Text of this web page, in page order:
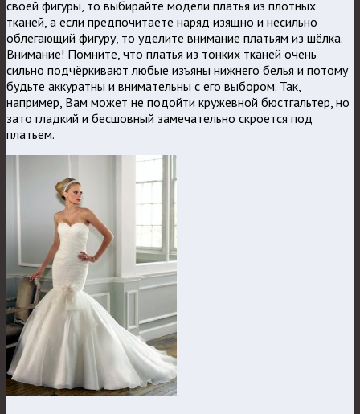
своей фигуры, то выбирайте модели платья из плотных
тканей, а если предпочитаете наряд изящно и несильно
облегающий фигуру, то уделите внимание платьям из шёлка.
Внимание! Помните, что платья из тонких тканей очень
сильно подчёркивают любые изъяны нижнего белья и потому
будьте аккуратны и внимательны с его выбором. Так,
например, Вам может не подойти кружевной бюстгальтер, но
зато гладкий и бесшовный замечательно скроется под
платьем.